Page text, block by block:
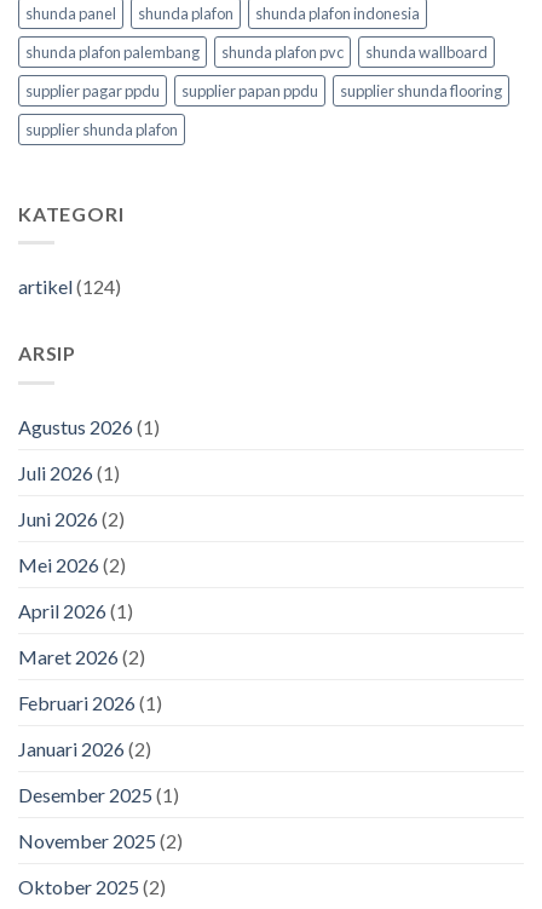
shunda panel shunda plafon
shunda plafon indonesia
shunda plafon palembang
shunda plafon pvc
shunda wallboard
supplier pagar ppdu
supplier papan ppdu
supplier shunda flooring
supplier shunda plafon
KATEGORI
artikel(124)
ARSIP
Agustus 2026(1)
Juli 2026(1)
Juni 2026(2)
Mei 2026(2)
April 2026(1)
Maret 2026(2)
Februari 2026(1)
Januari 2026(2)
Desember 2025 (1)
November 2025 (2)
Oktober 2025 (2)